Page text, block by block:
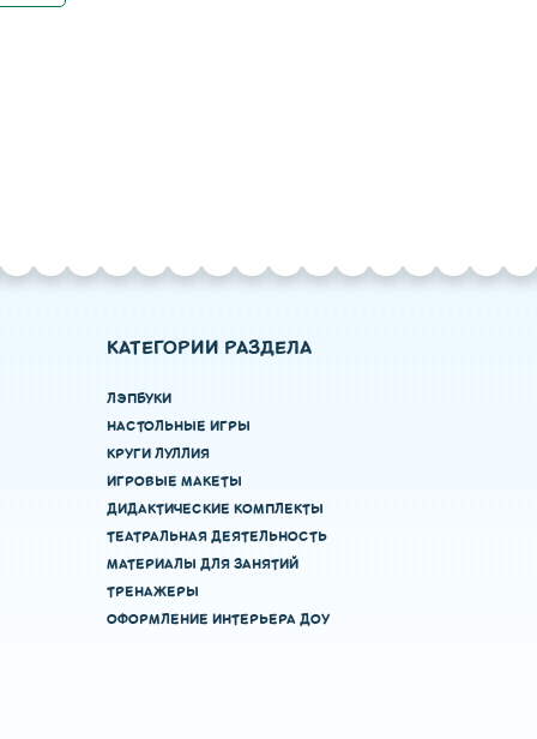
КАТЕГОРИИ РАЗДЕЛА
ЛЭПБУКИ
НАСТОЛЬНЫЕ ИГРЫ
КРУГИ ЛУЛЛИЯ
ИГРОВЫЕ МАКЕТЫ
ДИДАКТИЧЕСКИЕ КОМПЛЕКТЫ
ТЕАТРАЛЬНАЯ ДЕЯТЕЛЬНОСТЬ
МАТЕРИАЛЫ ДЛЯ ЗАНЯТИЙ
ТРЕНАЖЕРЫ
ОФОРМЛЕНИЕ ИНТЕРЬЕРА ДОУ